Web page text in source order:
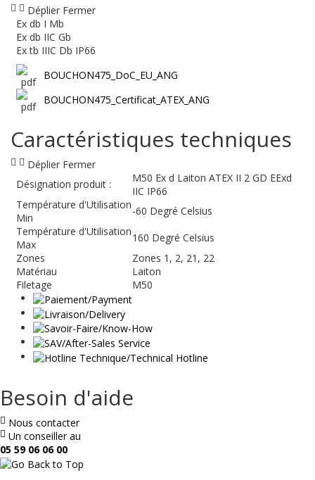
Déplier Fermer
Ex db I Mb
Ex db IIC Gb
Ex tb IIIC Db IP66
BOUCHON475_DoC_EU_ANG
BOUCHON475_Certificat_ATEX_ANG
Caractéristiques techniques
Déplier Fermer
Désignation produit :
M50 Ex d Laiton ATEX II 2 GD EExd
IIC IP66
Température d'Utilisation
Min
-60 Degré Celsius
Température d'Utilisation
Max
160 Degré Celsius
Zones
Zones 1, 2, 21, 22
Matériau
Laiton
Filetage
M50
Besoin d'aide
Nous contacter
Un conseiller au
05 59 06 06 00